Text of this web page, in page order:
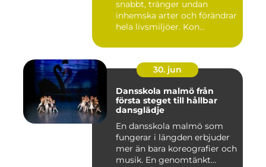
snabbt, tränger undan
inhemska arter och förändrar
hela livsmiljöer. Kon...
30. jun
Dansskola malmö från
första steget till hållbar
dansglädje
En dansskola malmö som
fungerar i längden erbjuder
mer än bara koreografier och
musik. En genomtänkt...